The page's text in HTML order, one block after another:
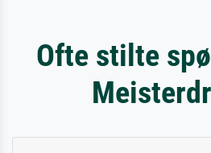
Ofte stilte